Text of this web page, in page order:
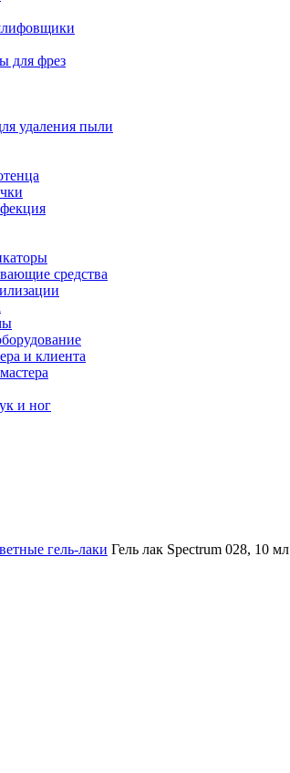
для фрез
удаления пыли
средства
и клиента
и ног
гель-лаки Гель лак Spectrum 028, 10 мл